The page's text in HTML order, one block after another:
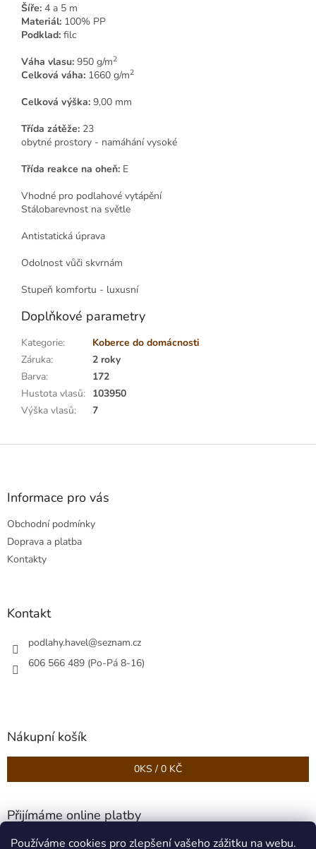
Používáme cookies pro zlepšení vašeho zážitku na webu.
Šíře: 4 a 5 m
Materiál: 100% PP
Podklad: filc
Váha vlasu: 950 g/m2
Celková váha: 1660 g/m2
Celková výška: 9,00 mm
Třída zátěže: 23
obytné prostory - namáhání vysoké
Třída reakce na oheň: E
Vhodné pro podlahové vytápění
Stálobarevnost na světle
Antistatická úprava
Odolnost vůči skvrnám
Stupeň komfortu - luxusní
Doplňkové parametry
Kategorie:
Koberce do domácnosti
Záruka:
2 roky
Barva:
172
Hustota vlasů: 103950
Výška vlasů: 7
Z
Informace pro vás
Obchodní podmínky
Doprava a platba
Kontakty
Kontakt
podlahy.havel@seznam.cz
606 566 489 (Po-Pá 8-16)
Nákupní košík
0KS / 0 KČ
Přijímáme online platby